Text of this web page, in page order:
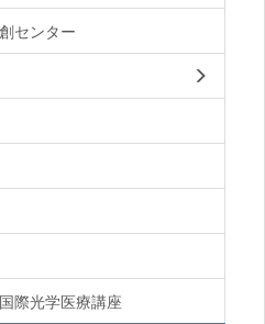
センター
際光学医療講座